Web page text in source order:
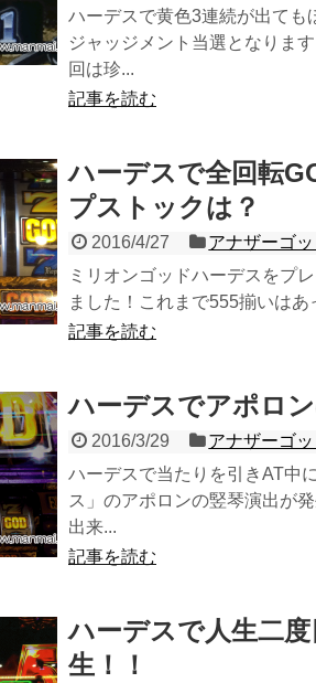
ハーデスで黄色3連続が出ても
ジャッジメント当選となりま
回は珍...
記事を読む
ハーデスで全回転
プストックは？
2016/4/27
アナザーゴ
ミリオンゴッドハーデスをプ
ました！これまで555揃いは
記事を読む
ハーデスでアポロ
2016/3/29
アナザーゴ
ハーデスで当たりを引きAT中
ス」のアポロンの竪琴演出が
出来...
記事を読む
ハーデスで人生二
生！！